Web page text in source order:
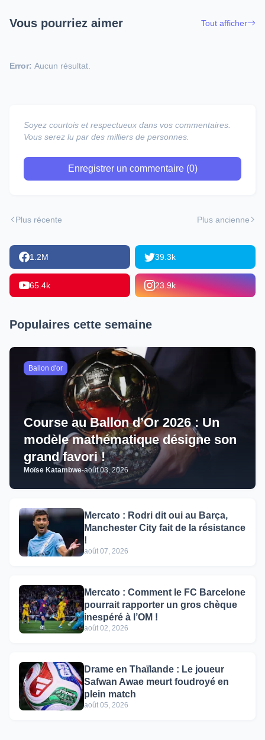
Vous pourriez aimer Tout afficher
Error: Aucun résultat.
Soyez courtois et respectueux dans vos commentaires.
Vous serez lu par des milliers de personnes.
Enregistrer un commentaire (0)
Plus récente Plus ancienne
1.2M 39.3k
65.4k 23.9k
Populaires cette semaine
Ballon d'or
Course au Ballon d’Or 2026 : Un
modèle mathématique désigne son
grand favori !
Moïse Katambwe-août 03, 2026
Mercato : Rodri dit oui au Barça,
Manchester City fait de la résistance
!
août 07, 2026
Mercato : Comment le FC Barcelone
pourrait rapporter un gros chèque
inespéré à l’OM !
août 02, 2026
Drame en Thaïlande : Le joueur
Safwan Awae meurt foudroyé en
plein match
août 05, 2026